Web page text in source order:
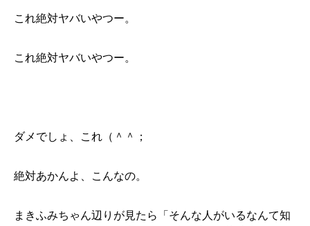
これ絶対ヤバいやつー。
これ絶対ヤバいやつー。
ダメでしょ、これ（＾＾；
絶対あかんよ、こんなの。
まきふみちゃん辺りが見たら「そんな人がいるなんて知